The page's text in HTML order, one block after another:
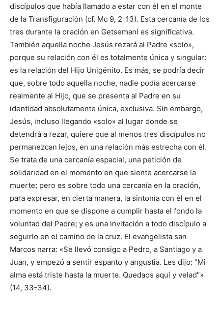
discípulos que había llamado a estar con él en el monte
de la Transfiguración (cf. Mc 9, 2-13). Esta cercanía de los
tres durante la oración en Getsemaní es significativa.
También aquella noche Jesús rezará al Padre «solo»,
porque su relación con él es totalmente única y singular:
es la relación del Hijo Unigénito. Es más, se podría decir
que, sobre todo aquella noche, nadie podía acercarse
realmente al Hijo, que se presenta al Padre en su
identidad absolutamente única, exclusiva. Sin embargo,
Jesús, incluso llegando «solo» al lugar donde se
detendrá a rezar, quiere que al menos tres discípulos no
permanezcan lejos, en una relación más estrecha con él.
Se trata de una cercanía espacial, una petición de
solidaridad en el momento en que siente acercarse la
muerte; pero es sobre todo una cercanía en la oración,
para expresar, en cierta manera, la sintonía con él en el
momento en que se dispone a cumplir hasta el fondo la
voluntad del Padre; y es una invitación a todo discípulo a
seguirlo en el camino de la cruz. El evangelista san
Marcos narra: «Se llevó consigo a Pedro, a Santiago y a
Juan, y empezó a sentir espanto y angustia. Les dijo: “Mi
alma está triste hasta la muerte. Quedaos aquí y velad”»
(14, 33-34).